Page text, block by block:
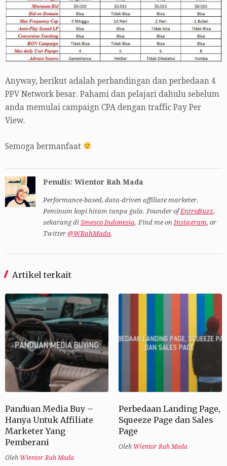
Anyway, berikut adalah perbandingan dan perbedaan 4
PPV Network besar. Pahami dan pelajari dahulu sebelum
anda memulai campaign CPA dengan traffic Pay Per
View.
Semoga bermanfaat
Penulis: Wientor Rah Mada
Performance-based, data-driven affiliate marketer.
Peminum kopi hitam tanpa gula. Founder ofEntroBuzz,
sekarang di Smesco Indonesia. Find me on Instagram, or
Twitter @WRahMada.
Artikel terkait
Panduan Media Buy –
Hanya Untuk Affiliate
Marketer Yang
Pemberani
Oleh Wientor Rah Mada
Perbedaan Landing Page,
Squeeze Page dan Sales
Page
Oleh Wientor Rah Mada